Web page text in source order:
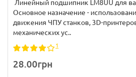
Линейный подшипник LM8UU для
Основное назначение -
движения ЧПУ станков, 3D-
механических ус..
1
28.00грн